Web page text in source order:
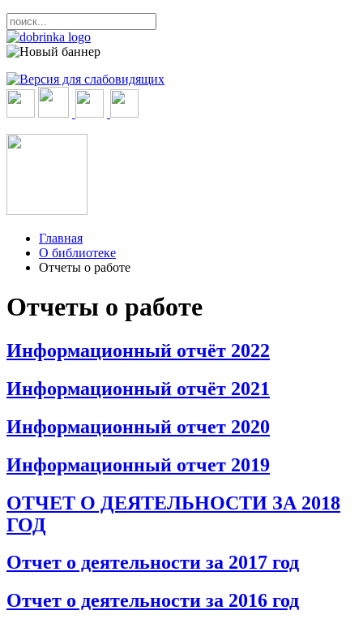
Главная
О библиотеке
Отчеты о работе
Отчеты о работе
Информационный отчёт 2022
Информационный отчёт 2021
Информационный отчет 2020
Информационный отчет 2019
ОТЧЕТ О ДЕЯТЕЛЬНОСТИ ЗА 2018
ГОД
Отчет о деятельности за 2017 год
Отчет о деятельности за 2016 год